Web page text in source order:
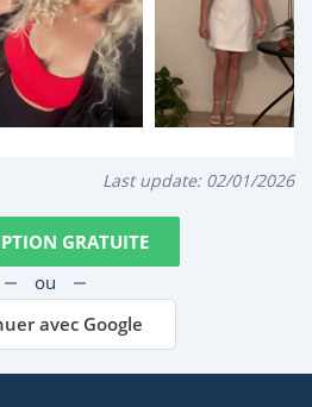
Last update: 02/01/2026
GRATUITE
ou
avec Google